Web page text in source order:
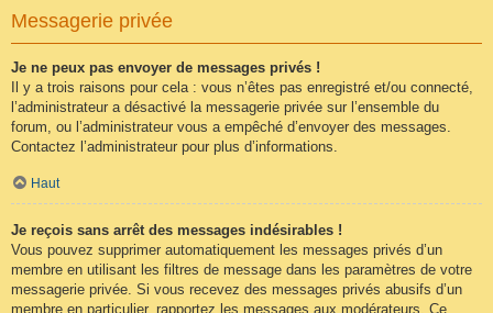
Messagerie privée
Je ne peux pas envoyer de messages privés !
Il y a trois raisons pour cela : vous n’êtes pas enregistré et/ou connecté,
l’administrateur a désactivé la messagerie privée sur l’ensemble du
forum, ou l’administrateur vous a empêché d’envoyer des messages.
Contactez l’administrateur pour plus d’informations.
Haut
Je reçois sans arrêt des messages indésirables !
Vous pouvez supprimer automatiquement les messages privés d’un
membre en utilisant les filtres de message dans les paramètres de votre
messagerie privée. Si vous recevez des messages privés abusifs d’un
membre en particulier, rapportez les messages aux modérateurs. Ce